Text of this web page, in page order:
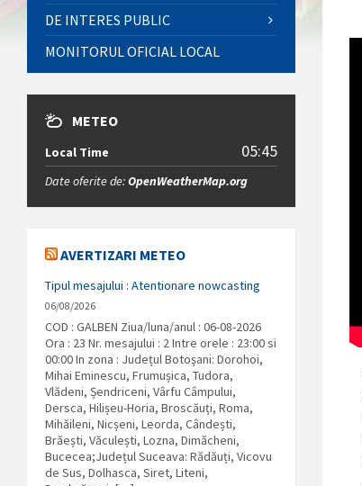
DE INTERES PUBLIC
MONITORUL OFICIAL LOCAL
METEO
Local Time 05:45
Date oferite de:OpenWeatherMap.org
AVERTIZARI METEO
Tipul mesajului : Atentionare nowcasting
06/08/2026
COD : GALBEN Ziua/luna/anul : 06-08-2026
Ora : 23 Nr. mesajului : 2 Intre orele : 23:00 si
00:00 In zona : Județul Botoşani: Dorohoi,
Mihai Eminescu, Frumușica, Tudora,
Vlădeni, Șendriceni, Vârfu Câmpului,
Dersca, Hilișeu-Horia, Broscăuți, Roma,
Mihăileni, Nicșeni, Leorda, Cândești,
Brăești, Văculești, Lozna, Dimăcheni,
Bucecea;Județul Suceava: Rădăuți, Vicovu
de Sus, Dolhasca, Siret, Liteni,